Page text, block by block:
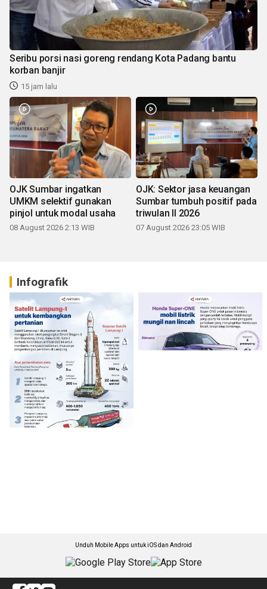
Seribu porsi nasi goreng rendang Kota Padang bantu
korban banjir
15 jam lalu
OJK Sumbar ingatkan
UMKM selektif gunakan
pinjol untuk modal usaha
08 August 2026 2:13 WIB
OJK: Sektor jasa keuangan
Sumbar tumbuh positif pada
triwulan II 2026
07 August 2026 23:05 WIB
Infografik
Unduh Mobile Apps untuk iOS dan Android